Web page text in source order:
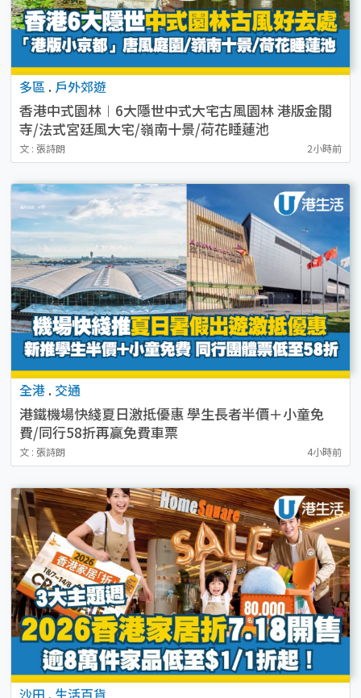
多區 . 戶外郊遊
香港中式園林︱6大隱世中式大宅古風園林 港版金閣
寺/法式宮廷風大宅/嶺南十景/荷花睡蓮池
文 : 張詩朗 2小時前
全港 . 交通
港鐵機場快綫夏日激抵優惠 學生長者半價＋小童免
費/同行58折再贏免費車票
文 : 張詩朗 4小時前
沙田 . 生活百貨